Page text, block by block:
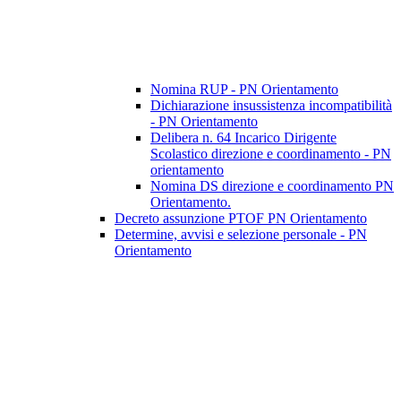
Nomina RUP - PN Orientamento
Dichiarazione insussistenza incompatibilità
- PN Orientamento
Delibera n. 64 Incarico Dirigente
Scolastico direzione e coordinamento - PN
orientamento
Nomina DS direzione e coordinamento PN
Orientamento.
Decreto assunzione PTOF PN Orientamento
Determine, avvisi e selezione personale - PN
Orientamento